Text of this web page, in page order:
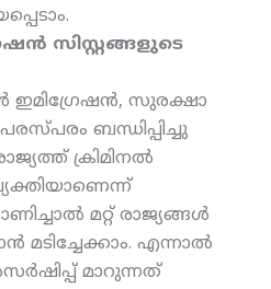
സിസ്റ്റങ്ങളുടെ
ഇമിഗ്രേഷന്‍, സുരക്ഷാ
ബന്ധിപ്പിച്ചു
ക്രിമിനല്‍
മറ്റ് രാജ്യങ്ങള്‍
മടിച്ചേക്കാം. എന്നാല്‍
മാറുന്നത്